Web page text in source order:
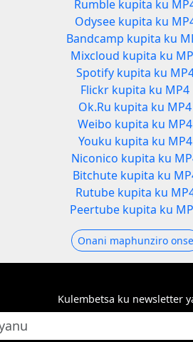
Rumble kupita ku
Odysee kupita ku
Bandcamp kupita ku
Mixcloud kupita ku
Spotify kupita ku
Flickr kupita ku MP4
Ok.Ru kupita ku MP4
Weibo kupita ku MP4
Youku kupita ku MP4
Niconico kupita ku
Bitchute kupita ku
Rutube kupita ku
Peertube kupita ku
Onani maphunziro onse
Kulembetsa ku newsletter